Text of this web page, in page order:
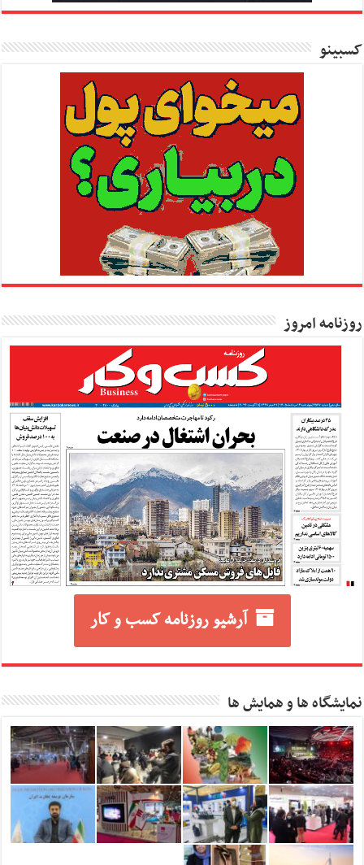
کسبینو
روزنامه امروز
آرشیو روزنامه کسب و کار
نمایشگاه ها و همایش ها